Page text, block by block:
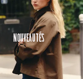
Nouveautés